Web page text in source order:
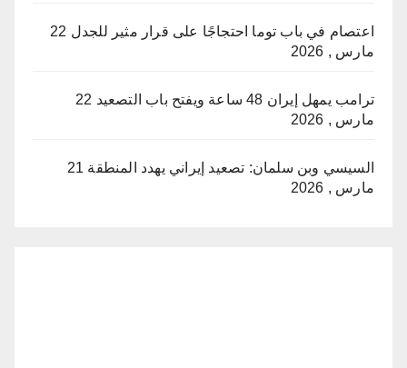
اعتصام في باب توما احتجاجًا على قرار مثير للجدل 22
مارس , 2026
ترامب يمهل إيران 48 ساعة ويفتح باب التصعيد
22
مارس , 2026
السيسي وبن سلمان: تصعيد إيراني يهدد المنطقة 21
مارس , 2026